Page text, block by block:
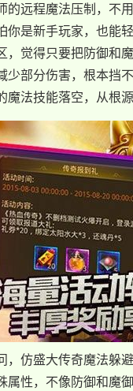
的远程魔法压制，不
你是新手玩家，也能
，觉得只要把防御和
少部分伤害，根本挡
魔法技能落空，从根
，仿盛大传奇魔法躲
属性，不像防御和魔